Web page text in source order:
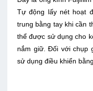
Tự động lấy nét hoạt
trung bằng tay khi cần
thể được sử dụng cho
nắm giữ. Đối với chụp
sử dụng điều khiển